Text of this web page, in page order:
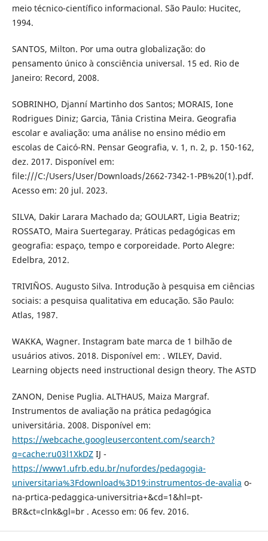
meio técnico-científico informacional. São Paulo: Hucitec,
1994.
SANTOS, Milton. Por uma outra globalização: do
pensamento único à consciência universal. 15 ed. Rio de
Janeiro: Record, 2008.
SOBRINHO, Djanní Martinho dos Santos; MORAIS, Ione
Rodrigues Diniz; Garcia, Tânia Cristina Meira. Geografia
escolar e avaliação: uma análise no ensino médio em
escolas de Caicó-RN. Pensar Geografia, v. 1, n. 2, p. 150-162,
dez. 2017. Disponível em:
file:///C:/Users/User/Downloads/2662-7342-1-PB%20(1).pdf.
Acesso em: 20 jul. 2023.
SILVA, Dakir Larara Machado da; GOULART, Ligia Beatriz;
ROSSATO, Maira Suertegaray. Práticas pedagógicas em
geografia: espaço, tempo e corporeidade. Porto Alegre:
Edelbra, 2012.
TRIVIÑOS. Augusto Silva. Introdução à pesquisa em ciências
sociais: a pesquisa qualitativa em educação. São Paulo:
Atlas, 1987.
WAKKA, Wagner. Instagram bate marca de 1 bilhão de
usuários ativos. 2018. Disponível em: . WILEY, David.
Learning objects need instructional design theory. The ASTD
ZANON, Denise Puglia. ALTHAUS, Maiza Margraf.
Instrumentos de avaliação na prática pedagógica
universitária. 2008. Disponível em:
https://webcache.googleusercontent.com/search?
q=cache:ru03l1XkDZIJ -
https://www1.ufrb.edu.br/nufordes/pedagogia-
universitaria%3Fdownload%3D19:instrumentos-de-avalia o-
na-prtica-pedaggica-universitria+&cd=1&hl=pt-
BR&ct=clnk&gl=br . Acesso em: 06 fev. 2016.